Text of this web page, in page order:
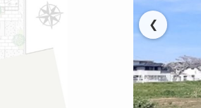
❮